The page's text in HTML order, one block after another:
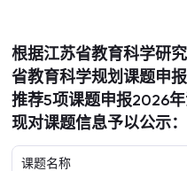
校园生活
根据江苏省教育科学研
省教育科学规划课题申
推荐5项课题申报2026
现对课题信息予以公示：
课题名称